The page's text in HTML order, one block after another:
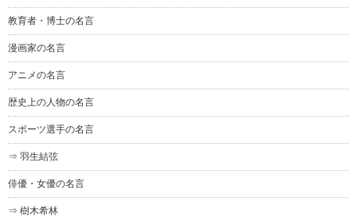
教育者・博士の名言
漫画家の名言
アニメの名言
歴史上の人物の名言
スポーツ選手の名言
⇒ 羽生結弦
俳優・女優の名言
⇒ 樹木希林